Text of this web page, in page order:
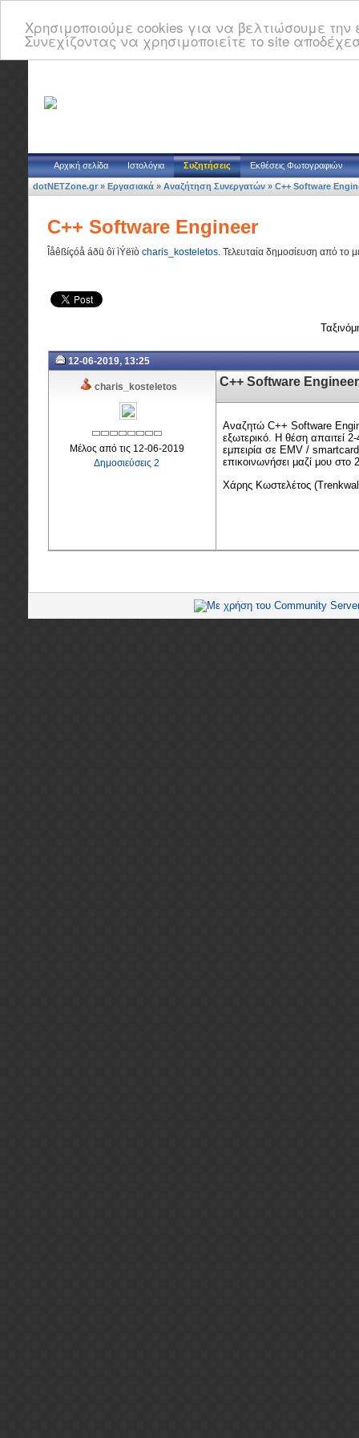
Χρησιμοποιούμε cookies για να βελτιώσουμε
Συνεχίζοντας να χρησιμοποιείτε το site
Αρχική σελίδα Ιστολόγια Συζητήσεις Εκθέσεις Φωτογραφιών
dotNETZone.gr » Εργασιακά » Αναζήτηση Συνεργατών » C++ Software
C++ Software Engineer
Îåêßíçóå áðü ôï ìÝëïò charis_kosteletos. Τελευταία δημοσίευση από το
12-06-2019, 13:25
charis_kosteletos
Μέλος από τις 12-06-2019
Δημοσιεύσεις 2
C++ Software Engineer
Αναζητώ C++ Software
εξωτερικό. Η θέση απαιτεί
εμπειρία σε EMV /
επικοινωνήσει μαζί μου στο
Χάρης Κωστελέτος (